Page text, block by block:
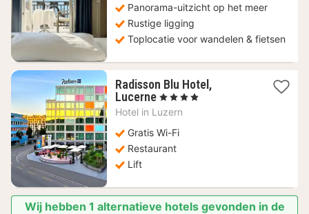
275,68
€
Panorama-uitzicht op het meer
Rustige ligging
Toplocatie voor wandelen & fietsen
Radisson Blu Hotel,
Lucerne 1
nacht
234,60
€
, 4 Sterren
Hotel in Luzern
Gratis Wi-Fi
Restaurant
Lift
Wij hebben 1 alternatieve hotels gevonden in de